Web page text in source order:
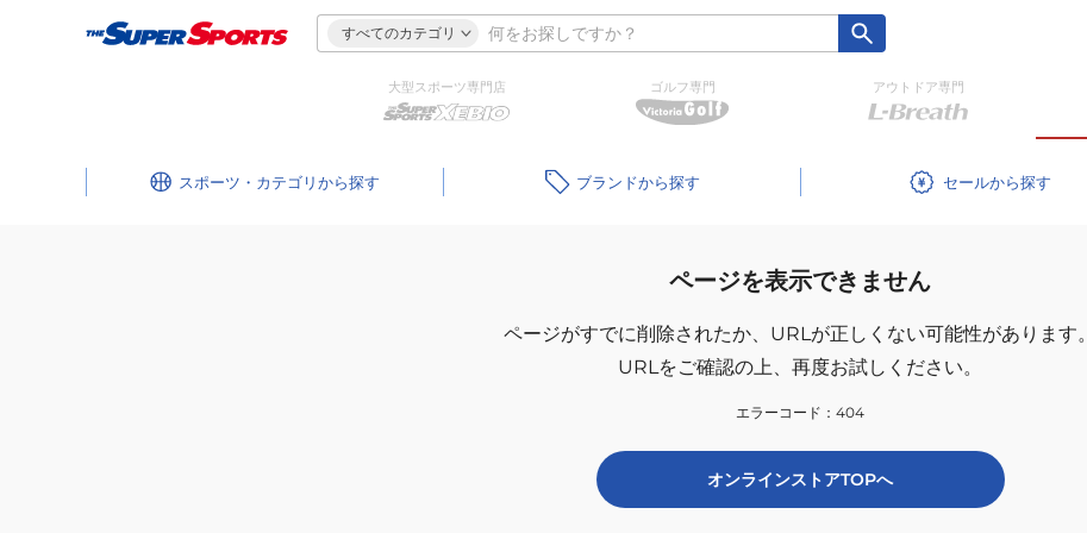
すべてのカテゴリ
大型スポーツ専門店 ゴルフ専門 アウトドア専門
スポーツ・カテゴリ ブランド セール
ページを表示できません
ページがすでに削除されたか、 URLが正しくない可能性があります。
URLをご確認の上、再度お試しください。
エラーコード： 404
オンラインストアTOPへ